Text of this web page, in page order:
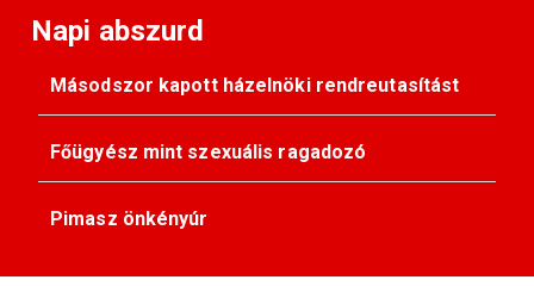
Napi abszurd
Másodszor kapott házelnöki rendreutasítást
Főügyész mint szexuális ragadozó
Pimasz önkényúr